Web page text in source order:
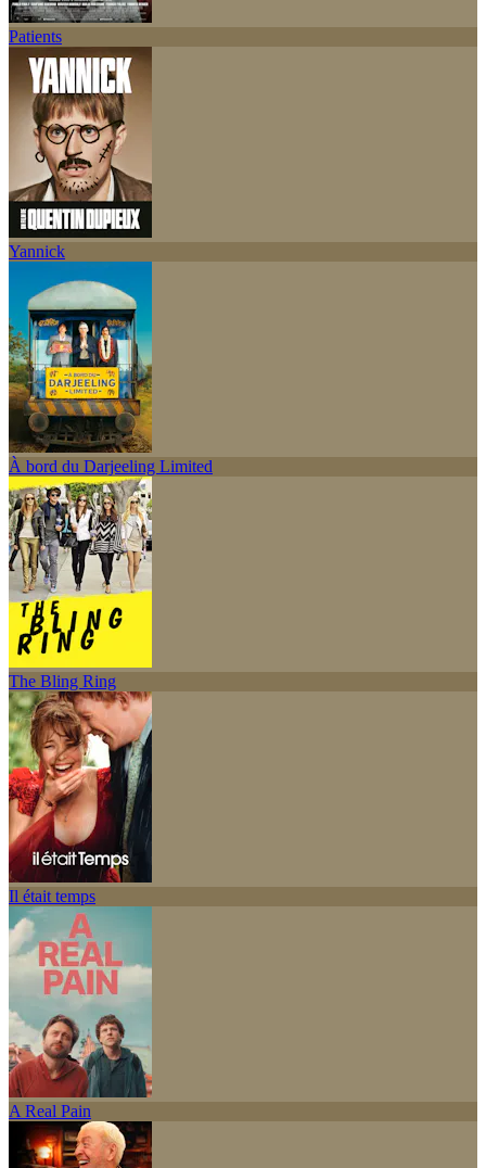
Patients
Yannick
À bord du Darjeeling Limited
The Bling Ring
Il était temps
A Real Pain